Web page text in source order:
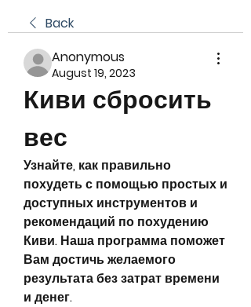
Back
Anonymous
August 19, 2023
Киви сбросить
вес
Узнайте, как правильно
похудеть с помощью простых и
доступных инструментов и
рекомендаций по похудению
Киви. Наша программа поможет
Вам достичь желаемого
результата без затрат времени
и денег.